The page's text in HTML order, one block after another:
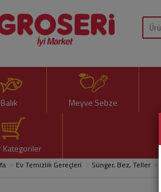
Meyve Sebze
Kategoriler
Ev Temizlik Gereçleri Sünger, Bez, Teller